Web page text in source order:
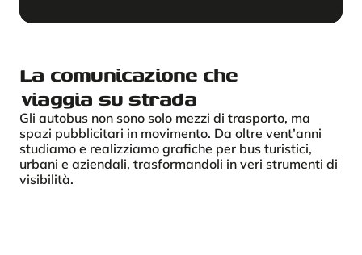
La comunicazione che
viaggia su strada
Gli autobus non sono solo mezzi di trasporto, ma
spazi pubblicitari in movimento. Da oltre vent’anni
studiamo e realizziamo grafiche per bus turistici,
urbani e aziendali, trasformandoli in veri strumenti di
visibilità.